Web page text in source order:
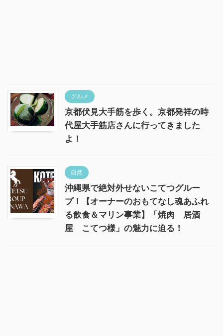
グルメ
京都伏見大手筋を歩く。京都発祥の時
代屋大手筋店さんに行ってきました
よ！
自然
沖縄県で絶対外せないこてつグルー
プ！【オーナーのおもてなし魂あふれ
る飲食＆マリン事業】「焼肉 居酒
屋 こてつ様」の魅力に迫る！